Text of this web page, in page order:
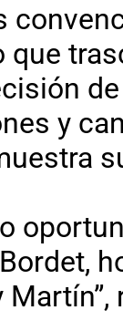
que
y